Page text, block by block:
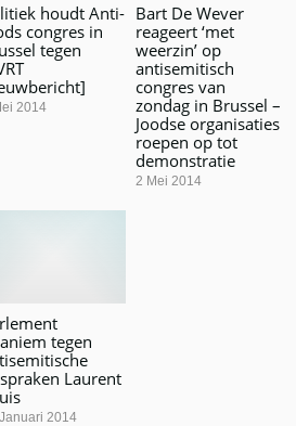
houdt Anti-
congres in
tegen
2014
Bart De Wever
reageert ‘met
weerzin’ op
antisemitisch
congres van
zondag in Brussel –
Joodse organisaties
roepen op tot
demonstratie
2 Mei 2014
tegen
Laurent
2014